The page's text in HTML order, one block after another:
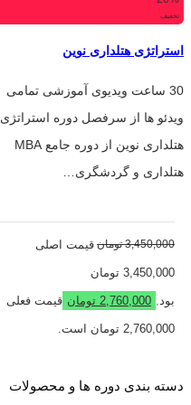
تخفیف
استراتژی هتلداری نوین
30 ساعت ویدیوی آموزشی تمامی
ویدئو ها از سرفصل دوره استراتژی
هتلداری نوین از دوره جامع MBA
هتلداری و گردشگری…
3,450,000 تومان قیمت اصلی
3,450,000 تومان
بود. 2,760,000 تومان قیمت فعلی
2,760,000 تومان است.
دسته‌ بندی دوره ها و محصولات